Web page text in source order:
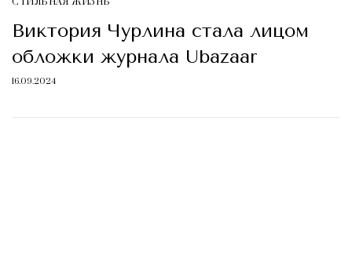
Виктория Чурлина стала лицом
обложки журнала Ubazaar
16.09.2024